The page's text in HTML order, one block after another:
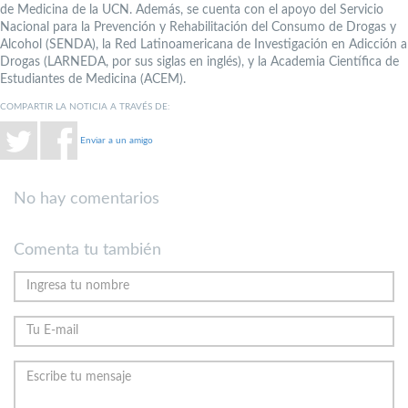
de Medicina de la UCN. Además, se cuenta con el apoyo del Servicio
Nacional para la Prevención y Rehabilitación del Consumo de Drogas y
Alcohol (SENDA), la Red Latinoamericana de Investigación en Adicción a
Drogas (LARNEDA, por sus siglas en inglés), y la Academia Científica de
Estudiantes de Medicina (ACEM).
COMPARTIR LA NOTICIA A TRAVÉS DE:
Enviar a un amigo
No hay comentarios
Comenta tu también